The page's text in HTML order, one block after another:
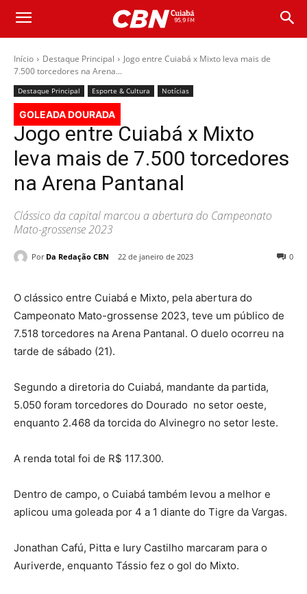
Início Destaque Principal
Jogo entre Cuiabá x Mixto leva mais de
7.500 torcedores na Arena...
Destaque Principal Esporte & Cultura Notícias
GOLEADA DOURADA
Jogo entre Cuiabá x Mixto
leva mais de 7.500 torcedores
na Arena Pantanal
Clássico da capital marcou a abertura do Campeonato
Mato-grossense 2023
Por Da Redação CBN 22 de janeiro de 2023 0
O clássico entre Cuiabá e Mixto, pela abertura do
Campeonato Mato-grossense 2023, teve um público de
7.518 torcedores na Arena Pantanal. O duelo ocorreu na
tarde de sábado (21).
Segundo a diretoria do Cuiabá, mandante da partida,
5.050 foram torcedores do Dourado no setor oeste,
enquanto 2.468 da torcida do Alvinegro no setor leste.
A renda total foi de R$ 117.300.
Dentro de campo, o Cuiabá também levou a melhor e
aplicou uma goleada por 4 a 1 diante do Tigre da Vargas.
Jonathan Cafú, Pitta e Iury Castilho marcaram para o
Auriverde, enquanto Tássio fez o gol do Mixto.